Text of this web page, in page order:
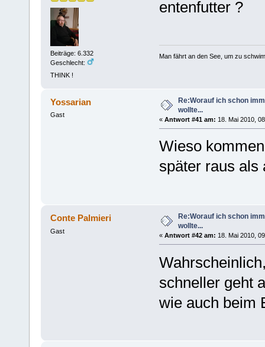
Beiträge: 6.332
Geschlecht:
THINK !
entenfutter ?
Man fährt an den See, um zu
Yossarian
Gast
Re:Worauf ich schon
wollte...
« Antwort #41 am: 18. Mai 2010,
Wieso
später raus als
Conte Palmieri
Gast
Re:Worauf ich schon
wollte...
« Antwort #42 am: 18. Mai 2010,
schneller geht
wie auch beim